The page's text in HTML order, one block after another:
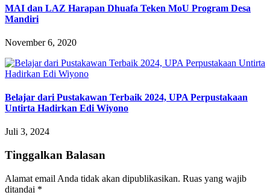
MAI dan LAZ Harapan Dhuafa Teken MoU Program Desa
Mandiri
November 6, 2020
Belajar dari Pustakawan Terbaik 2024, UPA Perpustakaan
Untirta Hadirkan Edi Wiyono
Juli 3, 2024
Tinggalkan Balasan
Alamat email Anda tidak akan dipublikasikan. Ruas yang wajib
ditandai *